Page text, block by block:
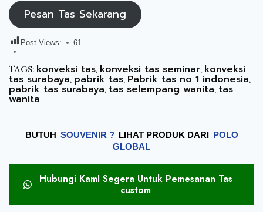
Pesan Tas Sekarang
Post Views: 61
Tags: konveksi tas, konveksi tas seminar, konveksi
tas surabaya, pabrik tas, Pabrik tas no 1 indonesia,
pabrik tas surabaya, tas selempang wanita, tas
wanita
BUTUH SOUVENIR ? LIHAT PRODUK DARI POLO
GLOBAL
Hubungi KamI Segera Untuk Pemesanan Tas
custom